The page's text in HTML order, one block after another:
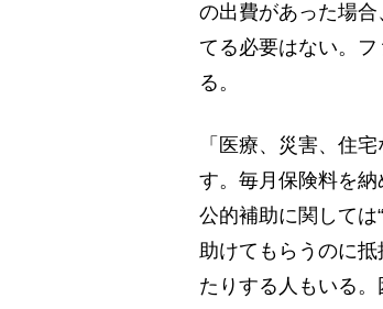
の出費があった場
てる必要はない。
る。
「医療、災害、住
す。毎月保険料を納
公的補助に関しては
助けてもらうのに
たりする人もいる